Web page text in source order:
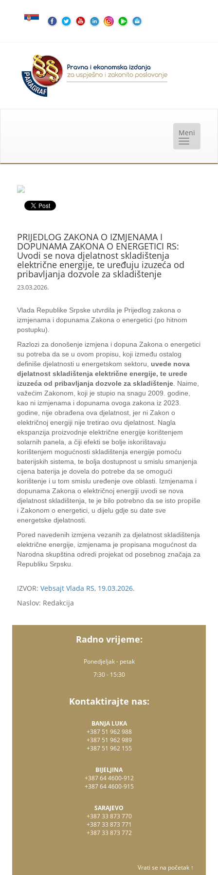
PRIJEDLOG ZAKONA O IZMJENAMA I
DOPUNAMA ZAKONA O ENERGETICI RS:
Uvodi se nova djelatnost skladištenja
električne energije, te uređuju izuzeća od
pribavljanja dozvole za skladištenje
23.03.2026.
Vlada Republike Srpske utvrdila je Prijedlog zakona o
izmjenama i dopunama Zakona o energetici (po hitnom
postupku).
Razlozi za donošenje izmjena i dopuna Zakona o energetici
su potreba da se u ovom propisu, koji između ostalog
definiše djelatnosti u energetskom sektoru, uvede nova
djelatnost skladištenja električne energije, te urede
izuzeća od pribavljanja dozvole za skladištenje . Naime,
važećim Zakonom, koji je stupio na snagu 2009. godine,
kao ni izmjenama i dopunama ovoga zakona iz 2023.
godine, nije obrađena ova djelatnost, jer ni Zakon o
električnoj energiji nije tretirao ovu djelatnost. Nagla
ekspanzija proizvodnje električne energije korištenjem
solarnih panela, a čiji efekti se bolje iskorištavaju
korištenjem mogućnosti skladištenja energije pomoću
baterijskih sistema, te bolja dostupnost u smislu smanjenja
cijena baterija je dovela do potrebe da se omogući
korištenje i u tom smislu uređenje ove oblasti. Izmjenama i
dopunama Zakona o električnoj energiji uvodi se nova
djelatnost skladištenja, te je bilo potrebno da se isto propiše
i Zakonom o energetici, u dijelu gdje su date sve
energetske djelatnosti.
Pored navedenih izmjena vezanih za djelatnost skladištenja
električne energije, izmjenama je propisana mogućnost da
Narodna skupština odredi projekat od posebnog značaja za
Republiku Srpsku.
IZVOR: Vebsajt Vlada RS, 19.03.2026.
Naslov: Redakcija
Radno vrijeme:
Ponedjeljak - petak
7:30 - 15:30
Kontaktirajte nas:
BANJA LUKA
+387 51 962 988
+387 51 962 989
+387 51 962 155
BIJELJINA
+387 64 4600-912
+387 64 4600-915
SARAJEVO
+387 33 873 770
+387 33 873 771
+387 33 873 772
Vrati se na početak ↑